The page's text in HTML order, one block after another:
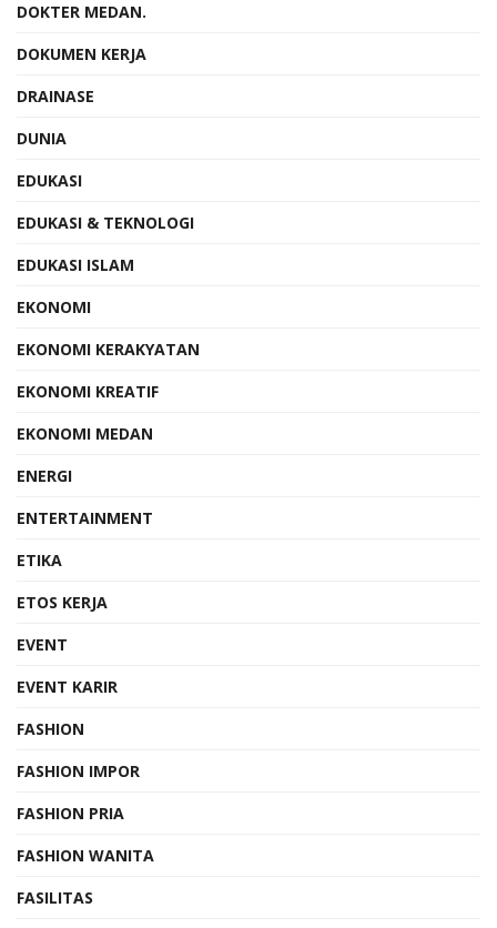
DOKTER MEDAN.
DOKUMEN KERJA
DRAINASE
DUNIA
EDUKASI
EDUKASI & TEKNOLOGI
EDUKASI ISLAM
EKONOMI
EKONOMI KERAKYATAN
EKONOMI KREATIF
EKONOMI MEDAN
ENERGI
ENTERTAINMENT
ETIKA
ETOS KERJA
EVENT
EVENT KARIR
FASHION
FASHION IMPOR
FASHION PRIA
FASHION WANITA
FASILITAS